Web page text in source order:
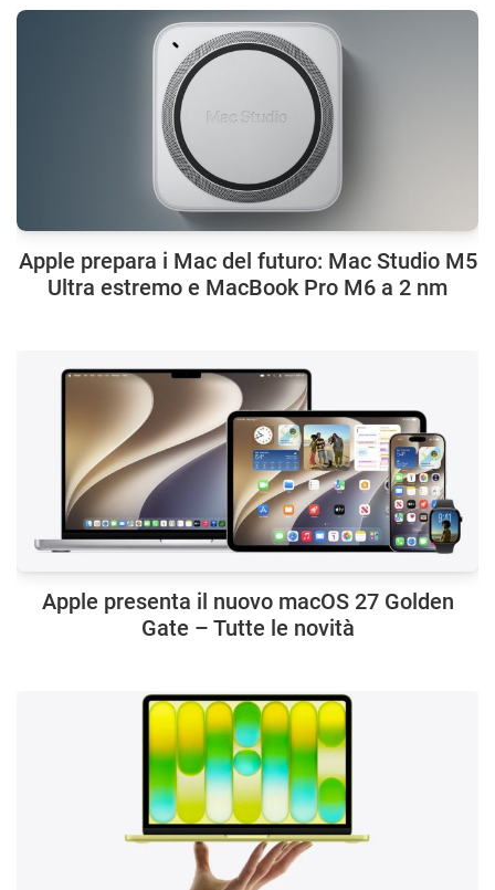
Apple prepara i Mac del futuro: Mac Studio M5
Ultra estremo e MacBook Pro M6 a 2 nm
Apple presenta il nuovo macOS 27 Golden
Gate – Tutte le novità